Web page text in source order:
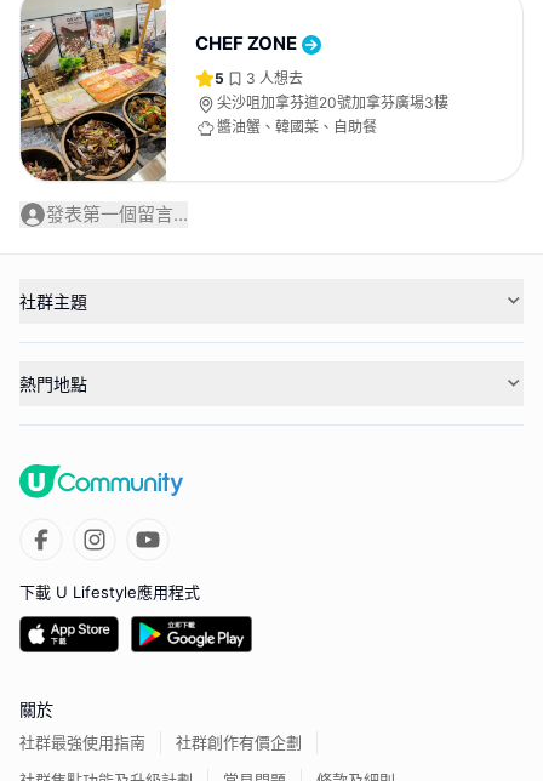
CHEF ZONE
5 3 人想去
尖沙咀加拿芬道20號加拿芬廣場3樓
醬油蟹、韓國菜、自助餐
發表第一個留言...
社群主題
熱門地點
下載 U Lifestyle應用程式
關於
社群最強使用指南
社群創作有價企劃